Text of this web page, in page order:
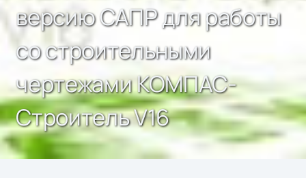
версию САПР для работы
со строительными
чертежами КОМПАС-
Строитель V16